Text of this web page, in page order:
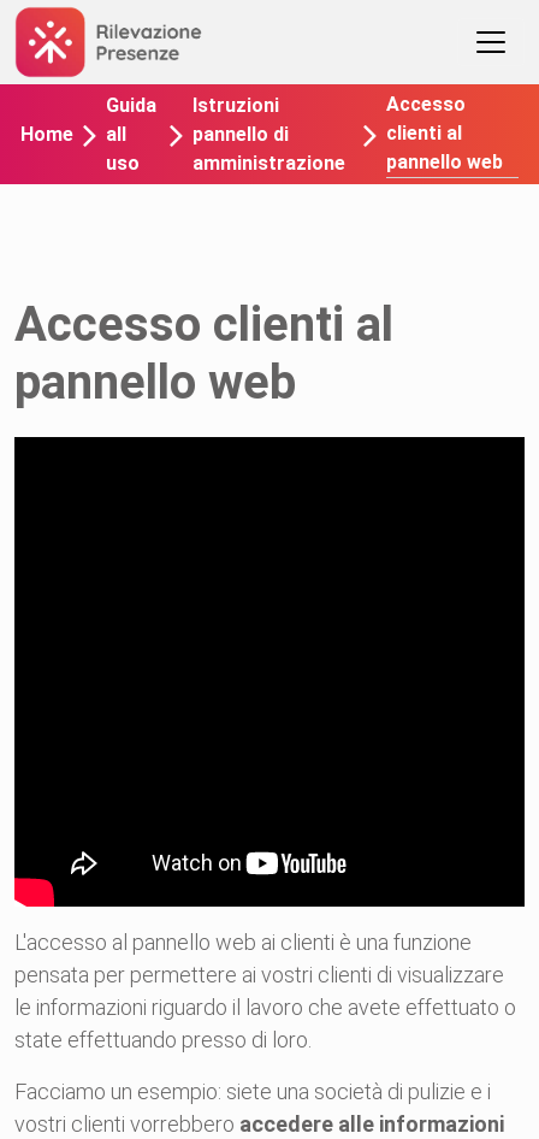
Home
Guida
all
uso
Istruzioni
pannello di
amministrazione
Accesso
clienti al
pannello web
Accesso clienti al
pannello web
L'accesso al pannello web ai clienti è una funzione
pensata per permettere ai vostri clienti di visualizzare
le informazioni riguardo il lavoro che avete effettuato o
state effettuando presso di loro.
Facciamo un esempio: siete una società di pulizie e i
vostri clienti vorrebbero accedere alle informazioni